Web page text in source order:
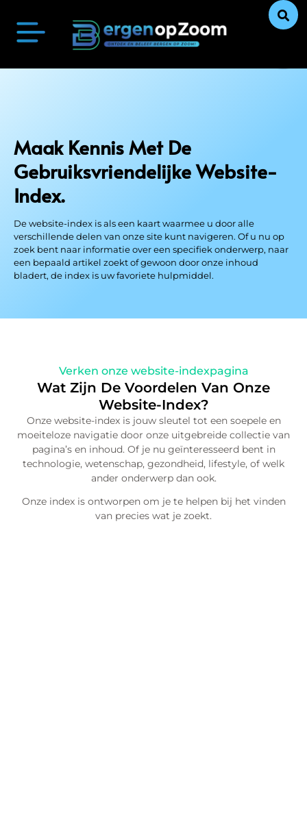
Maak Kennis Met De
Gebruiksvriendelijke Website-
Index.
De website-index is als een kaart waarmee u door alle
verschillende delen van onze site kunt navigeren. Of u nu op
zoek bent naar informatie over een specifiek onderwerp, naar
een bepaald artikel zoekt of gewoon door onze inhoud
bladert, de index is uw favoriete hulpmiddel.
Verken onze website-indexpagina
Wat Zijn De Voordelen Van Onze
Website-Index?
Onze website-index is jouw sleutel tot een soepele en
moeiteloze navigatie door onze uitgebreide collectie van
pagina’s en inhoud. Of je nu geïnteresseerd bent in
technologie, wetenschap, gezondheid, lifestyle, of welk
ander onderwerp dan ook.
Onze index is ontworpen om je te helpen bij het vinden
van precies wat je zoekt.